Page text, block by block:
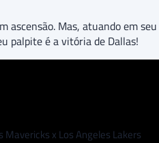
Mas, atuando em
palpite é a vitória de Dallas!
x Los Angeles Lakers